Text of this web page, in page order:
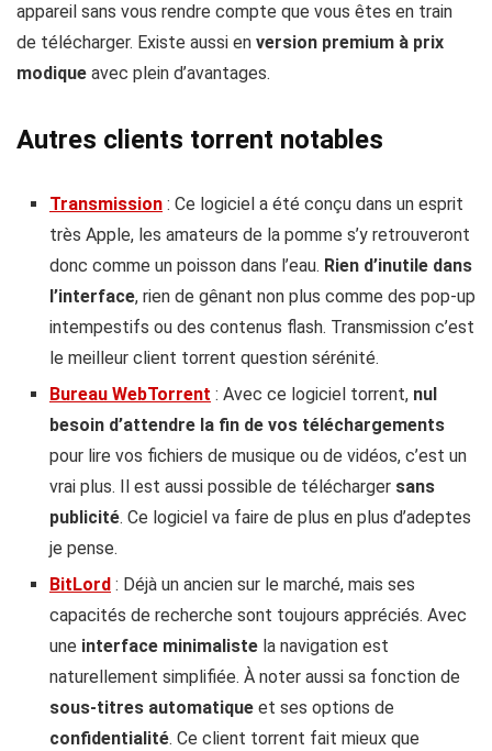
appareil sans vous rendre compte que vous êtes en train
de télécharger. Existe aussi en version premium à prix
modique avec plein d’avantages.
Autres clients torrent notables
Transmission : Ce logiciel a été conçu dans un esprit
très Apple, les amateurs de la pomme s’y retrouveront
donc comme un poisson dans l’eau. Rien d’inutile dans
l’interface, rien de gênant non plus comme des pop-up
intempestifs ou des contenus flash. Transmission c’est
le meilleur client torrent question sérénité.
Bureau WebTorrent : Avec ce logiciel torrent, nul
besoin d’attendre la fin de vos téléchargements
pour lire vos fichiers de musique ou de vidéos, c’est un
vrai plus. Il est aussi possible de télécharger sans
publicité. Ce logiciel va faire de plus en plus d’adeptes
je pense.
BitLord : Déjà un ancien sur le marché, mais ses
capacités de recherche sont toujours appréciés. Avec
une interface minimaliste la navigation est
naturellement simplifiée. À noter aussi sa fonction de
sous-titres automatique et ses options de
confidentialité. Ce client torrent fait mieux que